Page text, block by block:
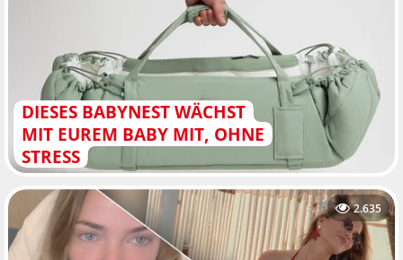
DIESES BABYNEST WÄCHST
MIT EUREM BABY MIT, OHNE
STRESS
2.635